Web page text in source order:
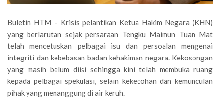
Buletin HTM – Krisis pelantikan Ketua Hakim Negara (KHN)
yang berlarutan sejak persaraan Tengku Maimun Tuan Mat
telah mencetuskan pelbagai isu dan persoalan mengenai
integriti dan kebebasan badan kehakiman negara. Kekosongan
yang masih belum diisi sehingga kini telah membuka ruang
kepada pelbagai spekulasi, selain kekecohan dan kemunculan
pihak yang menanggung di air keruh.